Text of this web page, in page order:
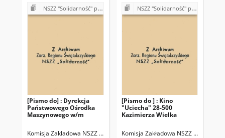
NSZZ "Solidarność" przy Państwowym Ośrodku Maszynowym w Topoli
[Pismo do] : Dyrekcja
Państwowego Ośrodka
Maszynowego w/m
Komisja Zakładowa NSZZ "Solidarność" w POM Topola
NSZZ "Solidarność" przy Państwowym Ośrodku Maszynowym w Topoli
[Pismo do ] : Kino
"Uciecha" 28-500
Kazimierza Wielka
Komisja Zakładowa NSZZ